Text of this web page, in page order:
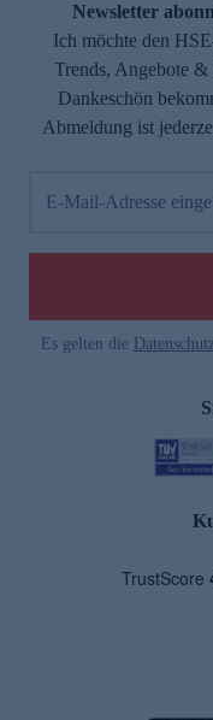
Newsletter
Ich möchte den
Trends, Angebote
Dankeschön
Abmeldung ist
E-Mail-Adresse
Es gelten die